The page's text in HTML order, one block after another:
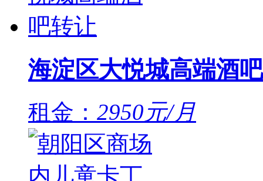
海淀区大悦城高端酒
租金： 2950元/月